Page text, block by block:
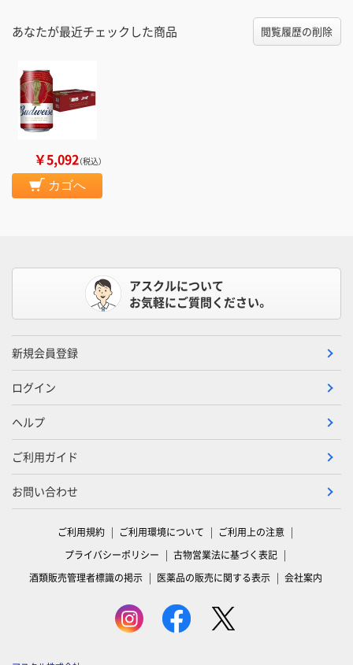
あなたが最近チェックした商品 閲覧履歴の削除
￥5,092（税込）
カゴへ
アスクルについて
お気軽にご質問ください。
新規会員登録
ログイン
ヘルプ
ご利用ガイド
お問い合わせ
ご利用規約 ご利用環境について
ご利用上の注意
プライバシーポリシー
古物営業法に基づく表記
酒類販売管理者標識の掲示
医薬品の販売に関する表示 会社案内